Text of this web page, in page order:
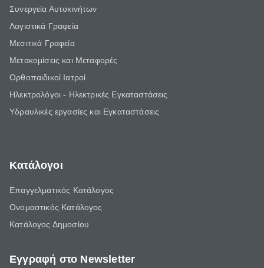
Συνεργεία Αυτοκινήτων
Λογιστικά Γραφεία
Μεσιτικά Γραφεία
Μετακομίσεις και Μεταφορές
Ορθοπαιδικοί Ιατροί
Ηλεκτρολόγοι - Ηλεκτρικές Εγκαταστάσεις
Υδραυλικές εργασίες και Εγκαταστάσεις
Κατάλογοι
Επαγγελματικός Κατάλογος
Ονομαστικός Κατάλογος
Κατάλογος Δημοσίου
Εγγραφή στο Newsletter